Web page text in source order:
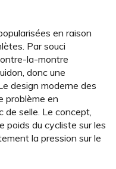
en raison
Par souci
la-montre
donc une
design moderne des
problème en
selle. Le concept,
poids du cycliste sur les
la pression sur le